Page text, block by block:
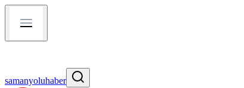
samanyoluhaber